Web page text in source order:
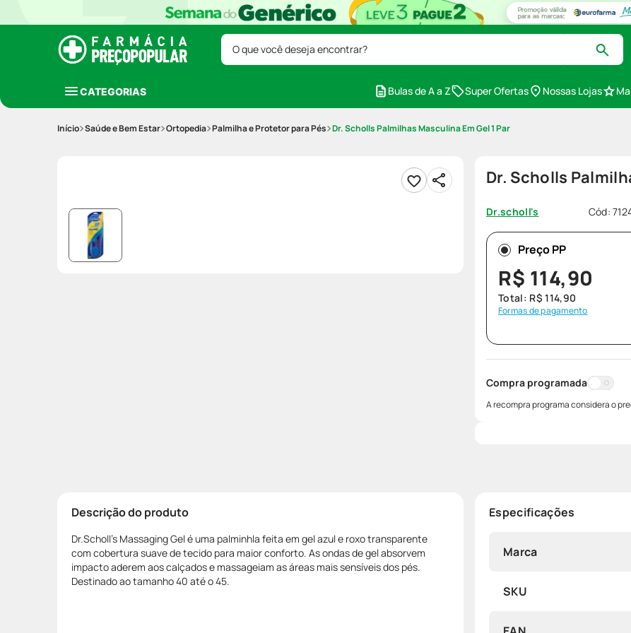
O que você deseja encontrar?
CATEGORIAS Bulas de A a Z Super Ofertas Nossas Lojas
Saúde e Bem Estar Ortopedia Palmilha e Protetor para Pés Dr. Scholls Palmilhas Masculina Em Gel 1 Par
Dr. Scholls
Dr.scholl's Cód:
Preço PP
R$ 114,90
Total: R$ 114,90
Formas de pagamento
Compra programada
A recompra programa considera o
Descrição do produto
Dr.Scholl's Massaging Gel é uma palminhla feita em gel azul e roxo transparente
com cobertura suave de tecido para maior conforto. As ondas de gel absorvem
impacto aderem aos calçados e massageiam as áreas mais sensíveis dos pés.
Destinado ao tamanho 40 até o 45.
Especificações
Marca
SKU